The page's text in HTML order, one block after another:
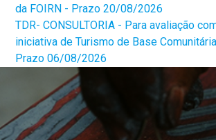
da FOIRN - Prazo 20/08/2026
TDR- CONSULTORIA - Para avaliação
iniciativa de Turismo de Base
Prazo 06/08/2026